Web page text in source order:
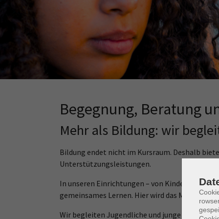
Nächster Schritt?
Zu schade für den Sperrmüll
Begegnung, Beratung
Mehr als Bildung: wir
Bildung endet nicht im Kursraum. Deshalb
Unterstützungsleistungen.
In unseren Einrichtungen – von
gemeinsames Lernen. Hier wird das
Wir begleiten Jugendliche und junge